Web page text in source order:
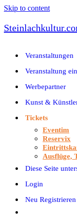
Skip to content
Veranstaltungen
Veranstaltung
Werbepartner
Kunst &
Tickets
Eventim
Reservix
Ausflüge,
Diese Seite
Login
Neu Registrieren